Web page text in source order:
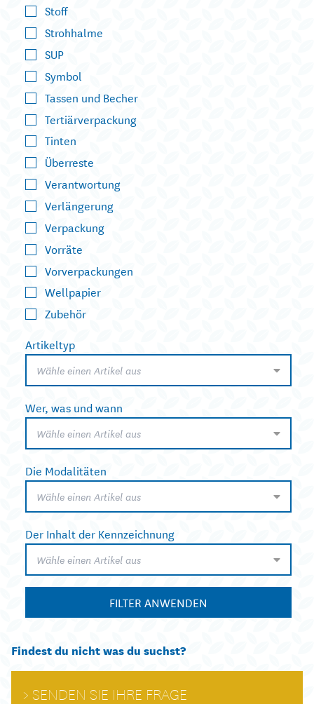
Stoff
Strohhalme
SUP
Symbol
Tassen und Becher
Tertiärverpackung
Tinten
Überreste
Verantwortung
Verlängerung
Verpackung
Vorräte
Vorverpackungen
Wellpapier
Zubehör
Artikeltyp
Wähle einen Artikel aus
Wer, was und wann
Wähle einen Artikel aus
Die Modalitäten
Wähle einen Artikel aus
Der Inhalt der Kennzeichnung
Wähle einen Artikel aus
FILTER ANWENDEN
Findest du nicht was du suchst?
SENDEN SIE IHRE FRAGE